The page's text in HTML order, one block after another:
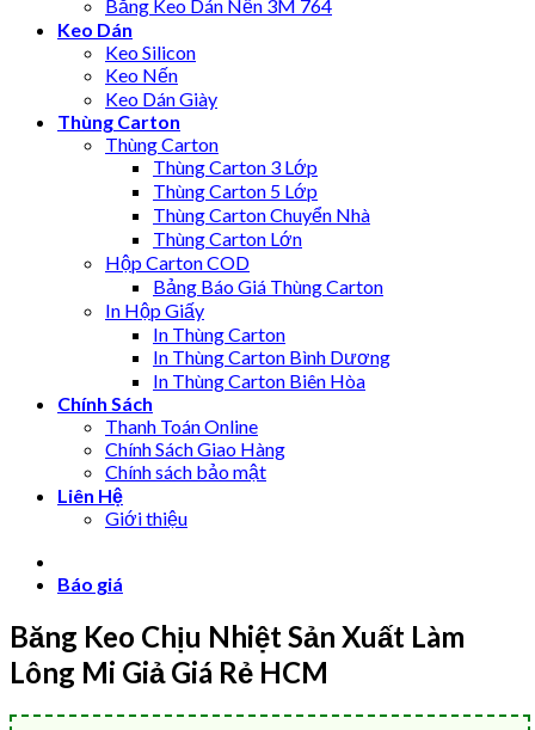
Băng Keo Dán Nền 3M 764
Keo Dán
Keo Silicon
Keo Nến
Keo Dán Giày
Thùng Carton
Thùng Carton
Thùng Carton 3 Lớp
Thùng Carton 5 Lớp
Thùng Carton Chuyển Nhà
Thùng Carton Lớn
Hộp Carton COD
Bảng Báo Giá Thùng Carton
In Hộp Giấy
In Thùng Carton
In Thùng Carton Bình Dương
In Thùng Carton Biên Hòa
Chính Sách
Thanh Toán Online
Chính Sách Giao Hàng
Chính sách bảo mật
Liên Hệ
Giới thiệu
Báo giá
Băng Keo Chịu Nhiệt Sản Xuất Làm
Lông Mi Giả Giá Rẻ HCM